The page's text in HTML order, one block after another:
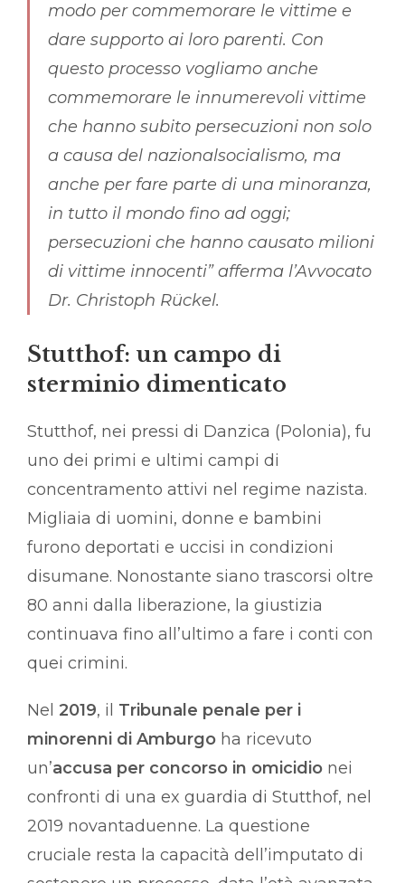
modo per commemorare le vittime e
dare supporto ai loro parenti. Con
questo processo vogliamo anche
commemorare le innumerevoli vittime
che hanno subito persecuzioni non solo
a causa del nazionalsocialismo, ma
anche per fare parte di una minoranza,
in tutto il mondo fino ad oggi;
persecuzioni che hanno causato milioni
di vittime innocenti” afferma l’Avvocato
Dr. Christoph Rückel.
Stutthof: un campo di
sterminio dimenticato
Stutthof, nei pressi di Danzica (Polonia), fu
uno dei primi e ultimi campi di
concentramento attivi nel regime nazista.
Migliaia di uomini, donne e bambini
furono deportati e uccisi in condizioni
disumane. Nonostante siano trascorsi oltre
80 anni dalla liberazione, la giustizia
continuava fino all’ultimo a fare i conti con
quei crimini.
Nel 2019, il Tribunale penale per i
minorenni di Amburgo ha ricevuto
un’accusa per concorso in omicidio nei
confronti di una ex guardia di Stutthof, nel
2019 novantaduenne. La questione
cruciale resta la capacità dell’imputato di